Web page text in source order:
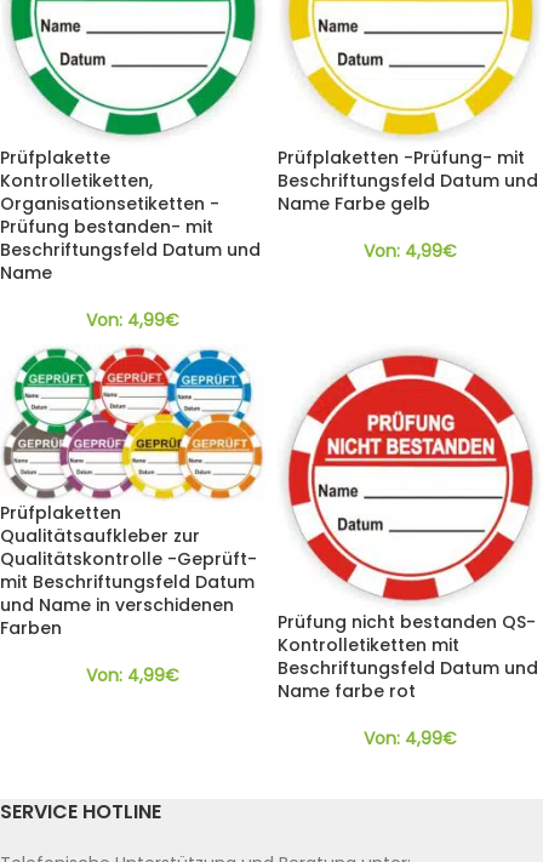
Prüfplakette
Kontrolletiketten,
Organisationsetiketten -
Prüfung bestanden- mit
Beschriftungsfeld Datum und
Name
Von: 4,99€
Prüfplaketten -Prüfung- mit
Beschriftungsfeld Datum und
Name Farbe gelb
Von: 4,99€
Prüfplaketten
Qualitätsaufkleber zur
Qualitätskontrolle -Geprüft-
mit Beschriftungsfeld Datum
und Name in verschidenen
Farben
Von: 4,99€
Prüfung nicht bestanden QS-
Kontrolletiketten mit
Beschriftungsfeld Datum und
Name farbe rot
Von: 4,99€
SERVICE HOTLINE